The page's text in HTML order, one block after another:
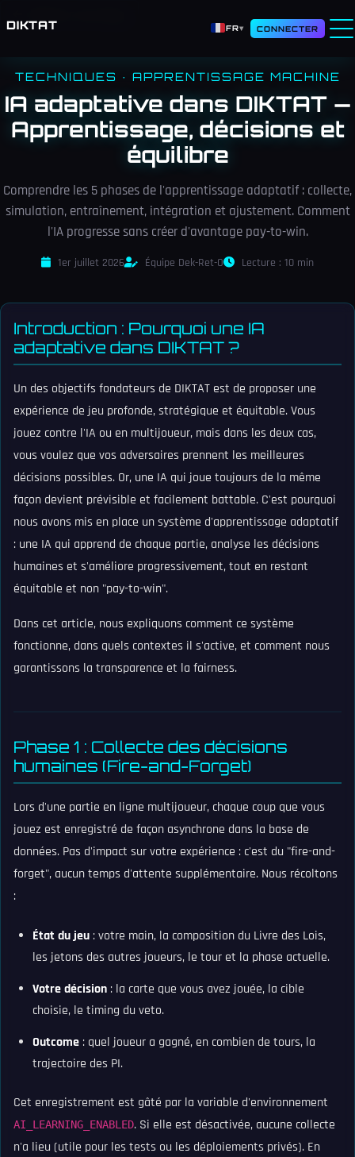
DIKTAT FR▾ CONNECTER
TECHNIQUES · APPRENTISSAGE MACHINE
IA adaptative dans DIKTAT —
Apprentissage, décisions et
équilibre
Comprendre les 5 phases de l'apprentissage adaptatif : collecte,
simulation, entraînement, intégration et ajustement. Comment
l'IA progresse sans créer d'avantage pay-to-win.
1er juillet 2026 Équipe Dek-Ret-O Lecture : 10 min
Introduction : Pourquoi une IA
adaptative dans DIKTAT ?
Un des objectifs fondateurs de DIKTAT est de proposer une
expérience de jeu profonde, stratégique et équitable. Vous
jouez contre l'IA ou en multijoueur, mais dans les deux cas,
vous voulez que vos adversaires prennent les meilleures
décisions possibles. Or, une IA qui joue toujours de la même
façon devient prévisible et facilement battable. C'est pourquoi
nous avons mis en place un système d'apprentissage adaptatif
: une IA qui apprend de chaque partie, analyse les décisions
humaines et s'améliore progressivement, tout en restant
équitable et non "pay-to-win".
Dans cet article, nous expliquons comment ce système
fonctionne, dans quels contextes il s'active, et comment nous
garantissons la transparence et la fairness.
Phase 1 : Collecte des décisions
humaines (Fire-and-Forget)
Lors d'une partie en ligne multijoueur, chaque coup que vous
jouez est enregistré de façon asynchrone dans la base de
données. Pas d'impact sur votre expérience : c'est du "fire-and-
forget", aucun temps d'attente supplémentaire. Nous récoltons
:
État du jeu : votre main, la composition du Livre des Lois,
les jetons des autres joueurs, le tour et la phase actuelle.
Votre décision : la carte que vous avez jouée, la cible
choisie, le timing du veto.
Outcome : quel joueur a gagné, en combien de tours, la
trajectoire des PI.
Cet enregistrement est gâté par la variable d'environnement
AI_LEARNING_ENABLED. Si elle est désactivée, aucune collecte
n'a lieu (utile pour les tests ou les déploiements privés). En